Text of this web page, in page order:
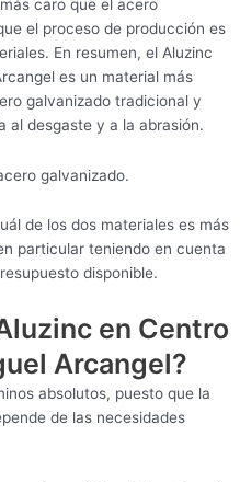
caro que el acero
el proceso de producción es
En resumen, el Aluzinc
es un material más
galvanizado tradicional y
al desgaste y a la abrasión.
galvanizado.
de los dos materiales es más
particular teniendo en cuenta
disponible.
en Centro
Arcangel?
absolutos, puesto que la
de las necesidades